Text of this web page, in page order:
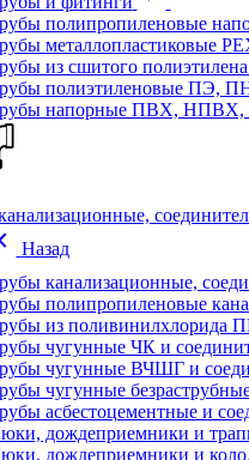
полипропиленовые
металлопластиковые
из сшитого
полиэтиленовые ПЭ,
напорные ПВХ, НПВХ,
Назад
канализационные,
полипропиленовые
из поливинилхлорида
чугунные ЧК и
чугунные ВЧШГ и
чугунные
асбестоцементные и
дождеприемники и
дождеприемники и